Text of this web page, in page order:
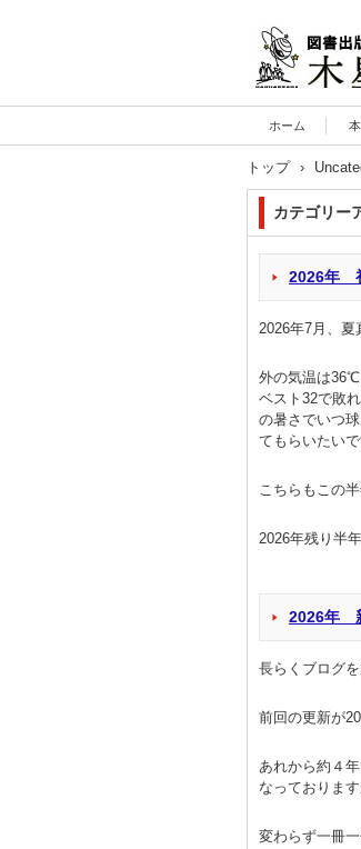
木星舎ホー
ホーム
トップ ›
カテゴリー
2026年
2026年7月、夏
外の気温は36℃
ベスト32で敗
の暑さでいつ
てもらいたいで
こちらもこの
2026年残り
2026年
長らくブログ
前回の更新が
あれから約４
なっておりま
変わらず一冊